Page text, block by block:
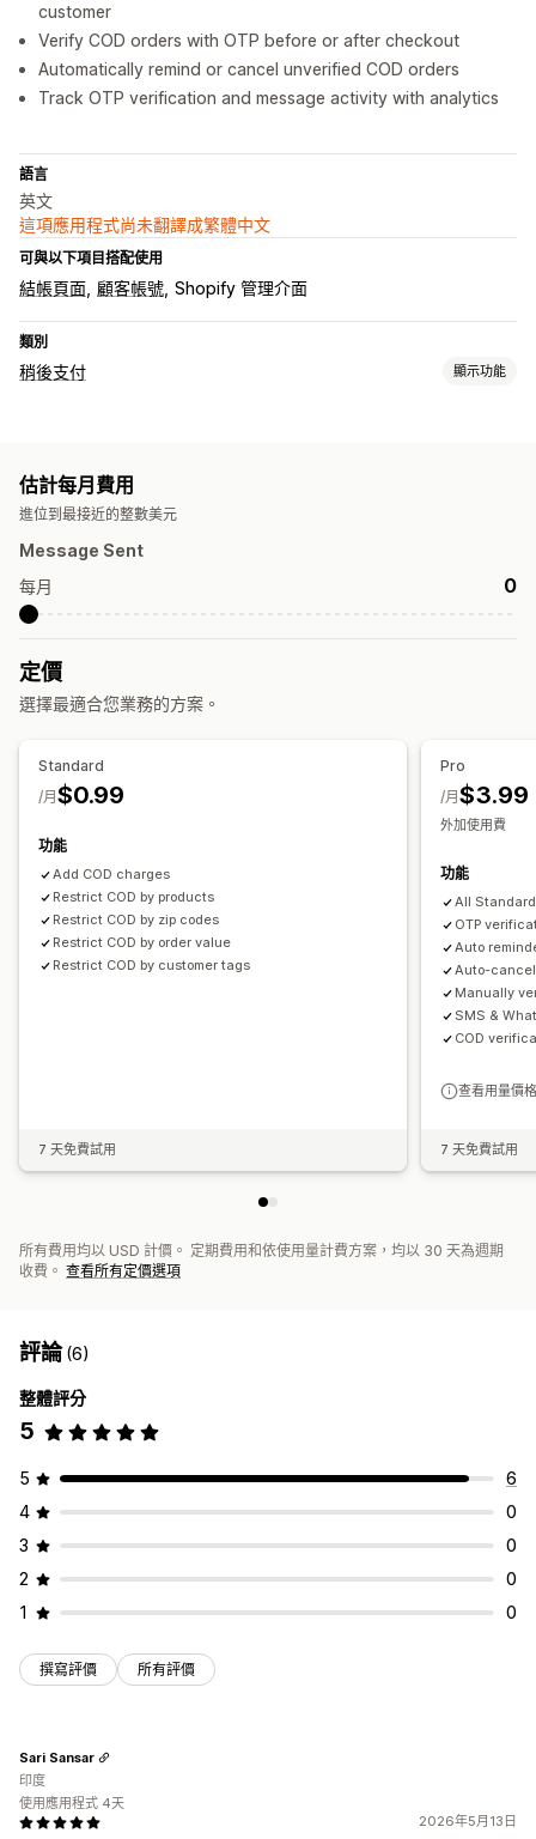
customer
Verify COD orders with OTP before or after checkout
Automatically remind or cancel unverified COD orders
Track OTP verification and message activity with analytics
語言
英文
這項應用程式尚未翻譯成繁體中文
可與以下項目搭配使用
結帳頁面 顧客帳號 Shopify 管理介面
類別
稍後支付 顯示功能
估計每月費用
進位到最接近的整數美元
Message Sent
每月
0
定價
選擇最適合您業務的方案。
Standard
$0.99
/月
功能
Add COD charges
Restrict COD by products
Restrict COD by zip codes
Restrict COD by order value
Restrict COD by customer tags
7 天免費試用
Pro
$3.99
/月
外加使用費
功能
All
OTP
Auto
Auto-
Manually
SMS &
COD
查看用量價
7 天免費試用
所有費用均以 USD 計價。 定期費用和依使用量計費方案，均以 30 天為週期
收費。 查看所有定價選項
評論(6)
整體評分
5
5
6
4
0
3
0
2
0
1
0
撰寫評價 所有評價
2026年5月13日
Sari Sansar
印度
使用應用程式 4天